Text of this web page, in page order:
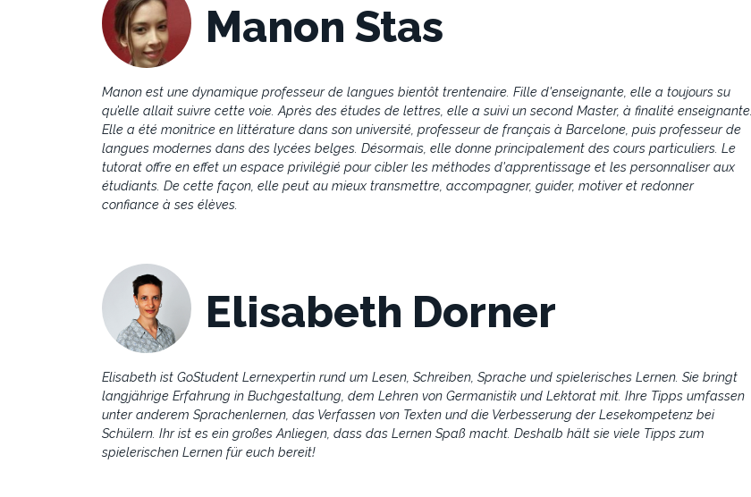
Manon Stas
Manon est une dynamique professeur de langues bientôt trentenaire. Fille d'enseignante, elle a toujours su
qu’elle allait suivre cette voie. Après des études de lettres, elle a suivi un second Master, à finalité enseignante.
Elle a été monitrice en littérature dans son université, professeur de français à Barcelone, puis professeur de
langues modernes dans des lycées belges. Désormais, elle donne principalement des cours particuliers. Le
tutorat offre en effet un espace privilégié pour cibler les méthodes d'apprentissage et les personnaliser aux
étudiants. De cette façon, elle peut au mieux transmettre, accompagner, guider, motiver et redonner
confiance à ses élèves.
Elisabeth Dorner
Elisabeth ist GoStudent Lernexpertin rund um Lesen, Schreiben, Sprache und spielerisches Lernen. Sie bringt
langjährige Erfahrung in Buchgestaltung, dem Lehren von Germanistik und Lektorat mit. Ihre Tipps umfassen
unter anderem Sprachenlernen, das Verfassen von Texten und die Verbesserung der Lesekompetenz bei
Schülern. Ihr ist es ein großes Anliegen, dass das Lernen Spaß macht. Deshalb hält sie viele Tipps zum
spielerischen Lernen für euch bereit!